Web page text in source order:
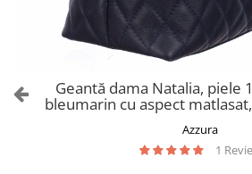
Genti Aurii
Genți AlbeGeantă dama Natalia, piele
bleumarin cu aspect
Azzura
1